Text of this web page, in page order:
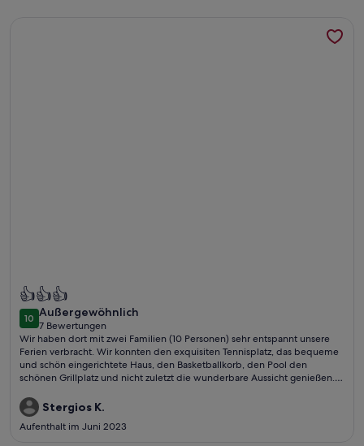
Weitere Infos zu Abgelegene, wunderschöne Villa mit
👍👍👍
1010 von 10
Außergewöhnlich
außergewöhnlich
7 Bewertungen
(7
bewertungen)
Wir haben dort mit zwei Familien (10 Personen) sehr entspannt unsere
Ferien verbracht. Wir konnten den exquisiten Tennisplatz, das bequeme
und schön eingerichtete Haus, den Basketballkorb, den Pool den
schönen Grillplatz und nicht zuletzt die wunderbare Aussicht genießen.
unverzüglich und freundlich durchgeführt. Wir haben uns sehr gut
betreut gefühlt.
Stergios K.
Aufenthalt im Juni 2023
Weitere Infos zu Abgelegene, wunderschöne Villa mit